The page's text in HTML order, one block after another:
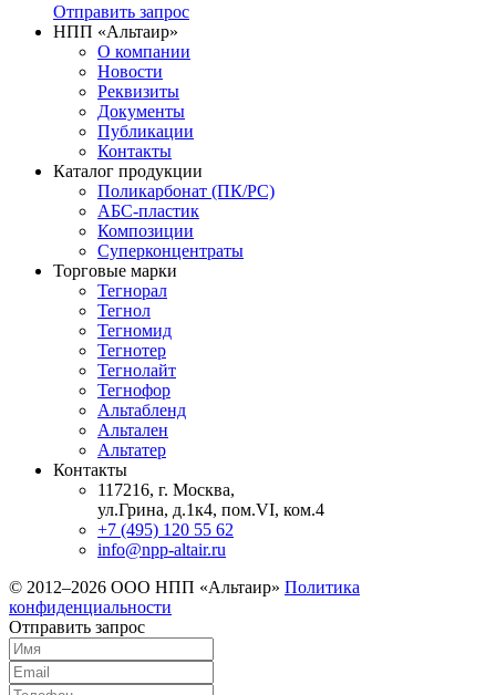
Отправить запрос
НПП «Альтаир»
О компании
Новости
Реквизиты
Документы
Публикации
Контакты
Каталог продукции
Поликарбонат (ПК/PC)
АБС-пластик
Композиции
Суперконцентраты
Торговые марки
Тегнорал
Тегнол
Тегномид
Тегнотер
Тегнолайт
Тегнофор
Альтабленд
Альтален
Альтатер
Контакты
117216, г. Москва,
ул.Грина, д.1к4, пом.VI, ком.4
+7 (495) 120 55 62
info@npp-altair.ru
© 2012–2026 ООО НПП «Альтаир» Политика
конфиденциальности
Отправить запрос